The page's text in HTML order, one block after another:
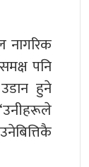
नागरिक
पनि
हुने